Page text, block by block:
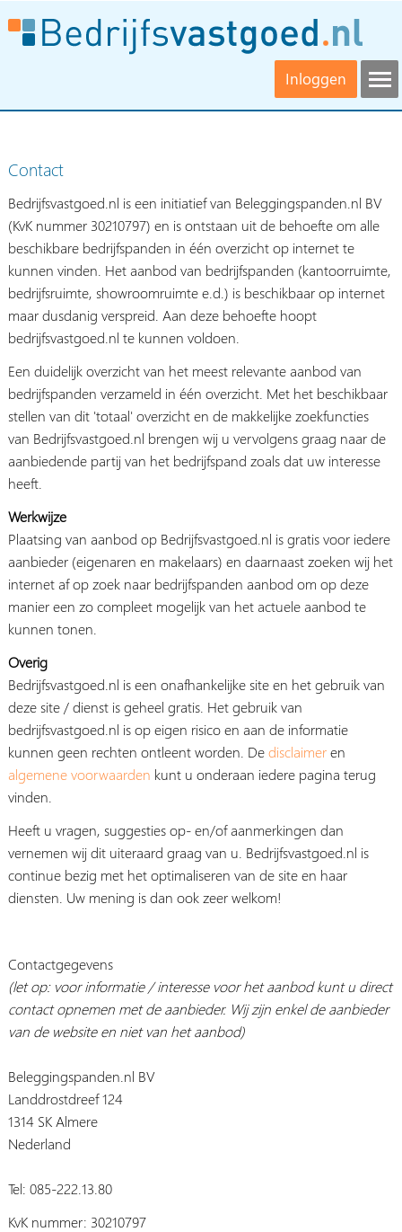
Inloggen
Contact
Bedrijfsvastgoed.nl is een initiatief van Beleggingspanden.nl BV
(KvK nummer 30210797) en is ontstaan uit de behoefte om alle
beschikbare bedrijfspanden in één overzicht op internet te
kunnen vinden. Het aanbod van bedrijfspanden (kantoorruimte,
bedrijfsruimte, showroomruimte e.d.) is beschikbaar op internet
maar dusdanig verspreid. Aan deze behoefte hoopt
bedrijfsvastgoed.nl te kunnen voldoen.
Een duidelijk overzicht van het meest relevante aanbod van
bedrijfspanden verzameld in één overzicht. Met het beschikbaar
stellen van dit 'totaal' overzicht en de makkelijke zoekfuncties
van Bedrijfsvastgoed.nl brengen wij u vervolgens graag naar de
aanbiedende partij van het bedrijfspand zoals dat uw interesse
heeft.
Werkwijze
Plaatsing van aanbod op Bedrijfsvastgoed.nl is gratis voor iedere
aanbieder (eigenaren en makelaars) en daarnaast zoeken wij het
internet af op zoek naar bedrijfspanden aanbod om op deze
manier een zo compleet mogelijk van het actuele aanbod te
kunnen tonen.
Overig
Bedrijfsvastgoed.nl is een onafhankelijke site en het gebruik van
deze site / dienst is geheel gratis. Het gebruik van
bedrijfsvastgoed.nl is op eigen risico en aan de informatie
kunnen geen rechten ontleent worden. Dedisclaimeren
algemene voorwaarden kunt u onderaan iedere pagina terug
vinden.
Heeft u vragen, suggesties op- en/of aanmerkingen dan
vernemen wij dit uiteraard graag van u. Bedrijfsvastgoed.nl is
continue bezig met het optimaliseren van de site en haar
diensten. Uw mening is dan ook zeer welkom!
Contactgegevens
(let op: voor informatie / interesse voor het aanbod kunt u direct
contact opnemen met de aanbieder. Wij zijn enkel de aanbieder
van de website en niet van het aanbod)
Beleggingspanden.nl BV
Landdrostdreef 124
1314 SK Almere
Nederland
Tel: 085-222.13.80
KvK nummer: 30210797